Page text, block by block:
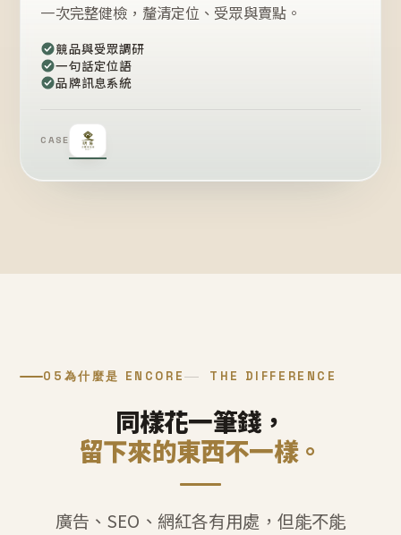
一次完整健檢，釐清定位、受眾與賣點。
競品與受眾調研
一句話定位語
品牌訊息系統
CASE
05 為什麼是 ENCORE THE DIFFERENCE
同樣花一筆錢，
留下來的東西不一樣。
廣告、SEO、網紅各有用處，但能不能